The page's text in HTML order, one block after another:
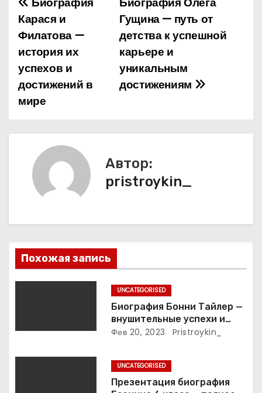
Н
а
в
и
г
а
п
о
з
п
и
Гущина — путь от
детства к успешной
карьере и
уникальным
достижениям
Карася и
Филатова —
история их
успехов и
достижений в
мире
Автор:
pristroykin_
Похожая запись
UNCATEGORISED
Биография Бонни Тайлер —
внушительные успехи и
интимные подробности
Фев 20, 2023 Pristroykin_
UNCATEGORISED
Презентация биография